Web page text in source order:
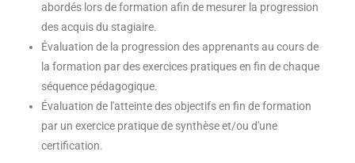
abordés lors de formation afin de mesurer la progression
des acquis du stagiaire.
Évaluation de la progression des apprenants au cours de
la formation par des exercices pratiques en fin de chaque
séquence pédagogique.
Évaluation de l'atteinte des objectifs en fin de formation
par un exercice pratique de synthèse et/ou d'une
certification.